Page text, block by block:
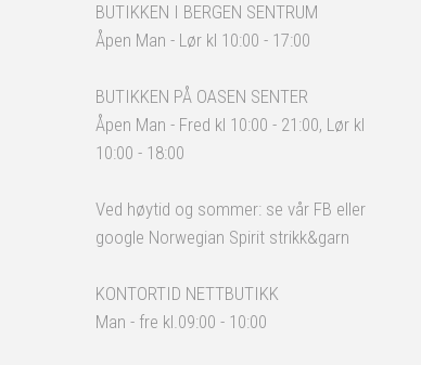
BUTIKKEN I BERGEN SENTRUM
Åpen Man - Lør kl 10:00 - 17:00
BUTIKKEN PÅ OASEN SENTER
Åpen Man - Fred kl 10:00 - 21:00, Lør kl
10:00 - 18:00
Ved høytid og sommer: se vår FB eller
google Norwegian Spirit strikk&garn
KONTORTID NETTBUTIKK
Man - fre kl.09:00 - 10:00